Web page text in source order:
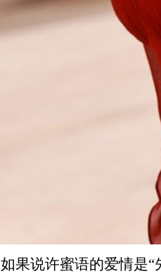
如果说许蜜语的爱情是